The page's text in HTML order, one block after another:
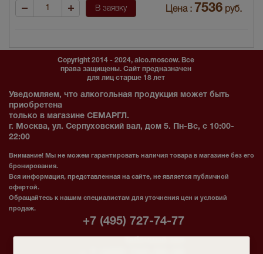
В заявку Цена : 7536 руб.
Copyright 2014 - 2024, alco.moscow. Все
права защищены. Сайт предназначен
для лиц старше 18 лет
Уведомляем, что алкогольная продукция может быть
приобретена
только в магазине СЕМАРГЛ.
г. Москва, ул. Серпуховский вал, дом 5. Пн-Вс, с 10:00-
22:00
Внимание! Мы не можем гарантировать наличия товара в магазине без его
бронирования.
Вся информация, представленная на сайте, не является публичной
офертой.
Обращайтесь к нашим специалистам для уточнения цен и условий
продаж.
+7 (495) 727-74-77